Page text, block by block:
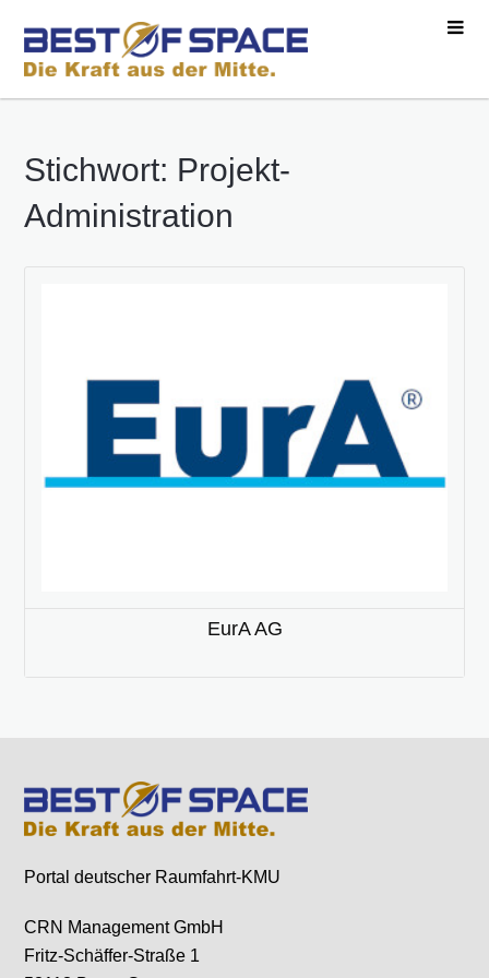
Stichwort: Projekt-
Administration
EurA AG
Portal deutscher Raumfahrt-KMU
CRN Management GmbH
Fritz-Schäffer-Straße 1